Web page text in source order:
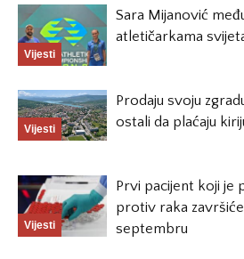
Vijesti
Sara Mijanović
atletičarkama
Vijesti
Prodaju svoju
ostali da plaćaju
Vijesti
Prvi pacijent koji je
protiv raka
septembru